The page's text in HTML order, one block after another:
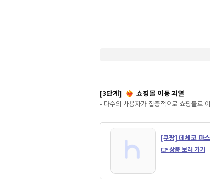
[3단계] ❤️‍🔥 쇼핑몰 이동 과열
- 다수의 사용자가 집중적으로 쇼핑몰로
[쿠팡] 데체코 파
👉 상품 보러 가기